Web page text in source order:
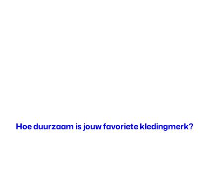
Hoe duurzaam is jouw favoriete kledingmerk?